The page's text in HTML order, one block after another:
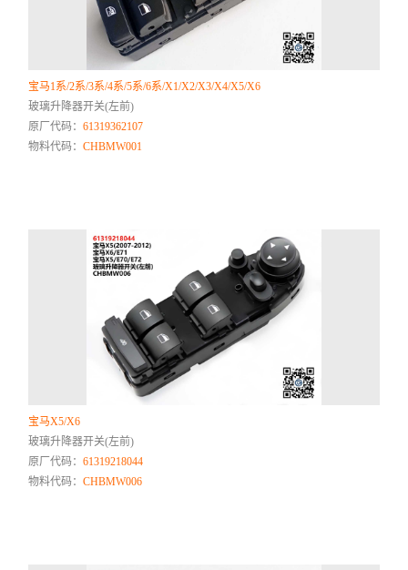
宝马1系/2系/3系/4系/5系/6系/X1/X2/X3/X4/X5/X6
玻璃升降器开关(左前)
原厂代码：61319362107
物料代码：CHBMW001
宝马X5/X6
玻璃升降器开关(左前)
原厂代码：61319218044
物料代码：CHBMW006